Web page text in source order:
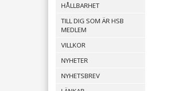
HÅLLBARHET
TILL DIG SOM ÄR HSB
MEDLEM
VILLKOR
NYHETER
NYHETSBREV